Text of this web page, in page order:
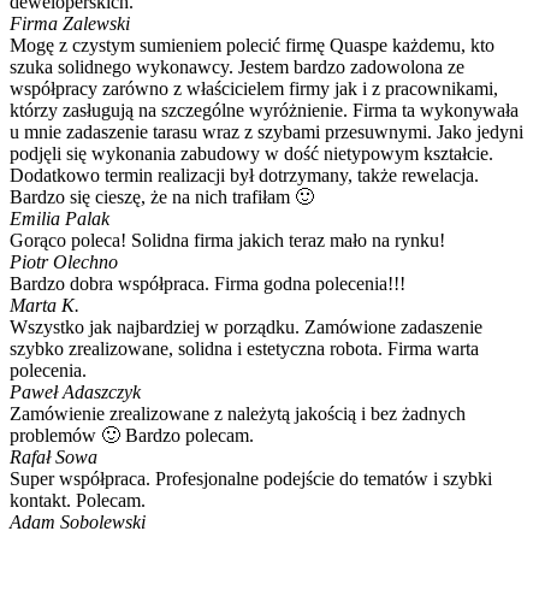
Firma Zalewski
Mogę z czystym sumieniem polecić firmę Quaspe każdemu, kto
szuka solidnego wykonawcy. Jestem bardzo zadowolona ze
współpracy zarówno z właścicielem firmy jak i z pracownikami,
którzy zasługują na szczególne wyróżnienie. Firma ta wykonywała
u mnie zadaszenie tarasu wraz z szybami przesuwnymi. Jako jedyni
podjęli się wykonania zabudowy w dość nietypowym kształcie.
Dodatkowo termin realizacji był dotrzymany, także rewelacja.
Bardzo się cieszę, że na nich trafiłam 🙂
Emilia Palak
Gorąco poleca! Solidna firma jakich teraz mało na rynku!
Piotr Olechno
Bardzo dobra współpraca. Firma godna polecenia!!!
Marta K.
Wszystko jak najbardziej w porządku. Zamówione zadaszenie
szybko zrealizowane, solidna i estetyczna robota. Firma warta
polecenia.
Paweł Adaszczyk
Zamówienie zrealizowane z należytą jakością i bez żadnych
problemów 🙂 Bardzo polecam.
Rafał Sowa
Super współpraca. Profesjonalne podejście do tematów i szybki
kontakt. Polecam.
Adam Sobolewski